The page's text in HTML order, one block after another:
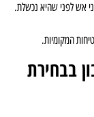
אש לפני שהיא נכשלת.
המקומיות.
בבחירת